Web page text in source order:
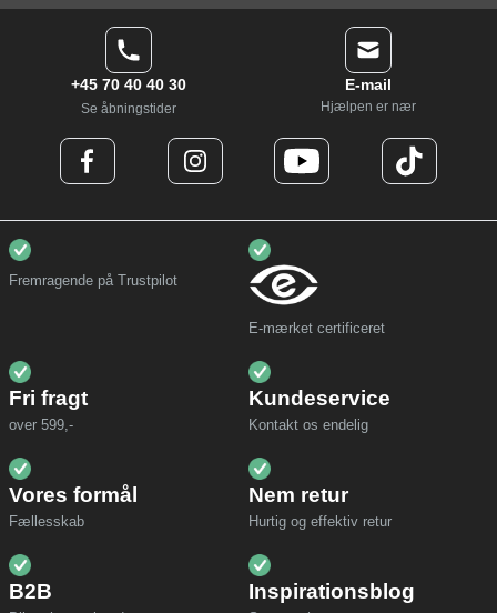
+45 70 40 40 30
Se åbningstider
E-mail
Hjælpen er nær
Fremragende på Trustpilot
E-mærket certificeret
Fri fragt
over 599,-
Kundeservice
Kontakt os endelig
Vores formål
Fællesskab
Nem retur
Hurtig og effektiv retur
B2B Inspirationsblog